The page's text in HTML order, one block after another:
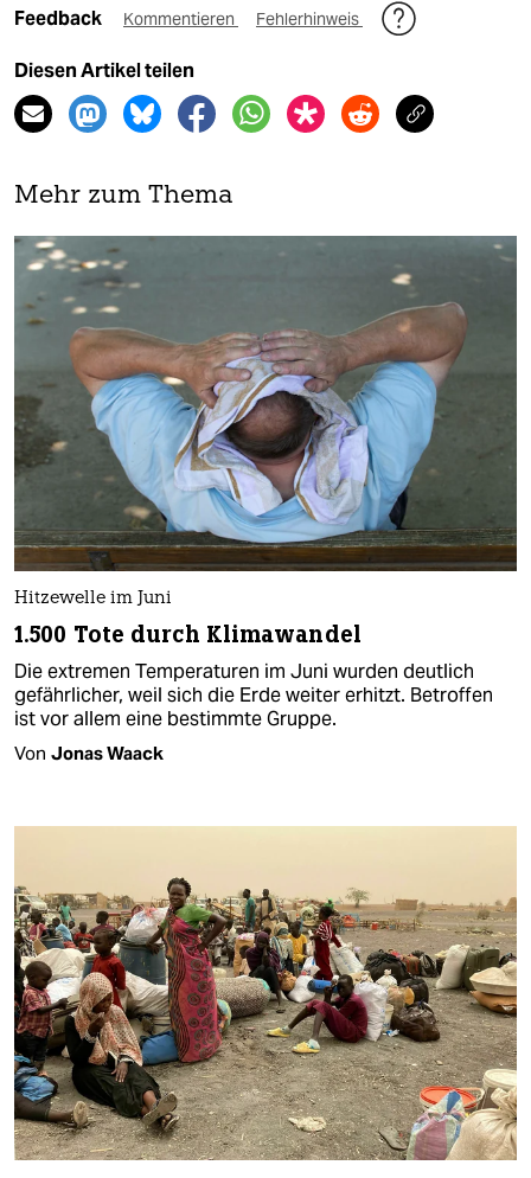
Feedback Kommentieren Fehlerhinweis
Diesen Artikel teilen
Mehr zum Thema
Hitzewelle im Juni
1.500 Tote durch Klimawandel
Die extremen Temperaturen im Juni wurden deutlich
gefährlicher, weil sich die Erde weiter erhitzt. Betroffen
ist vor allem eine bestimmte Gruppe.
Von Jonas Waack